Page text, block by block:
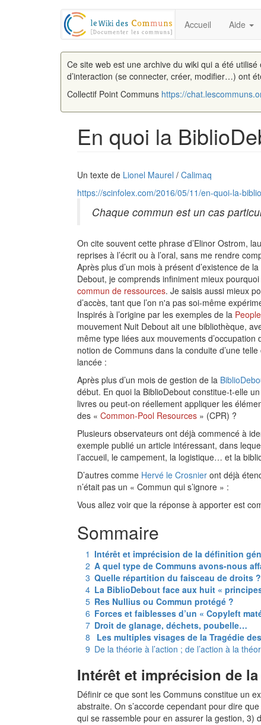
Accueil Aide
Ce site web est une archive du wiki qui a été
d’interaction (se connecter, créer, modifier…) ont
Collectif Point Communs https://
En quoi la
Un texte de Lionel Maurel / Calimaq
https://scinfolex.com/2016/05/11/en-quoi-la-
Chaque commun est un cas
On cite souvent cette phrase d’Elinor Ostrom,
reprises à l’écrit ou à l’oral, sans me rendre
Après plus d’un mois à présent d’existence de
Debout, je comprends infiniment mieux
commun de ressources. Je saisis aussi mieux
d’accès, tant que l’on n'a pas soi-même
Inspirés à l’origine par les exemples de la
mouvement Nuit Debout ait une bibliothèque,
même type liées aux mouvements
notion de Communs dans la conduite d’une
lancée :
Après plus d’un mois de gestion de la
début. En quoi la BiblioDebout constitue-t-elle
livres ou peut-on réellement appliquer les
des « Common-Pool Resources » (CPR) ?
Plusieurs observateurs ont déjà commencé à
exemple publié un article intéressant, dans
l’accueil, le campement, la logistique… et la
D’autres comme Hervé le Crosnier ont déjà
n’était pas un « Commun qui s’ignore » :
Vous allez voir que la réponse à apporter est
Sommaire
1 Intérêt et imprécision de la définition
2 A quel type de Communs avons-nous
3 Quelle répartition du faisceau de droits ?
4 La BiblioDebout face aux huit «
5 Res Nullius ou Commun protégé ?
6 Forces et faiblesses d’un « Copyleft
7 Droit de glanage, déchets, poubelle…
8
Les multiples visages de la Tragédie
9 De la théorie à l’action ; de l’action à la
Intérêt et imprécision de
Définir ce que sont les Communs constitue un
abstraite. On s’accorde cependant pour dire
qui se rassemble pour en assurer la gestion, 3)